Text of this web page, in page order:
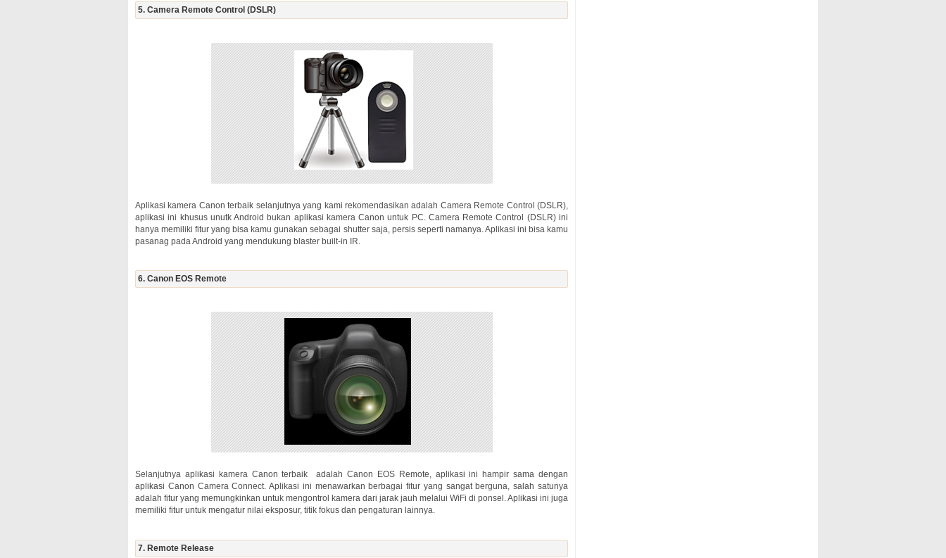
5. Camera Remote Control (DSLR)
Aplikasi kamera Canon terbaik selanjutnya yang kami rekomendasikan adalah Camera Remote Control (DSLR),
aplikasi ini khusus unutk Android bukan aplikasi kamera Canon untuk PC. Camera Remote Control (DSLR) ini
hanya memiliki fitur yang bisa kamu gunakan sebagai shutter saja, persis seperti namanya. Aplikasi ini bisa kamu
pasanag pada Android yang mendukung blaster built-in IR.
6. Canon EOS Remote
Selanjutnya aplikasi kamera Canon terbaik adalah Canon EOS Remote, aplikasi ini hampir sama dengan
aplikasi Canon Camera Connect. Aplikasi ini menawarkan berbagai fitur yang sangat berguna, salah satunya
adalah fitur yang memungkinkan untuk mengontrol kamera dari jarak jauh melalui WiFi di ponsel. Aplikasi ini juga
memiliki fitur untuk mengatur nilai eksposur, titik fokus dan pengaturan lainnya.
7. Remote Release